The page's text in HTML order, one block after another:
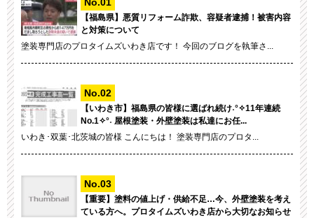
【福島県】悪質リフォーム詐欺、容疑者逮捕！被害内容
と対策について
塗装専門店のプロタイムズいわき店です！ 今回のブログを執筆さ...
【いわき市】福島県の皆様に選ばれ続け˖°✧11年連続
No.1✧°˖ 屋根塗装・外壁塗装は私達にお任...
いわき･双葉･北茨城の皆様 こんにちは！ 塗装専門店のプロタ...
【重要】塗料の値上げ・供給不足…今、外壁塗装を考え
ている方へ。プロタイムズいわき店から大切なお知らせ